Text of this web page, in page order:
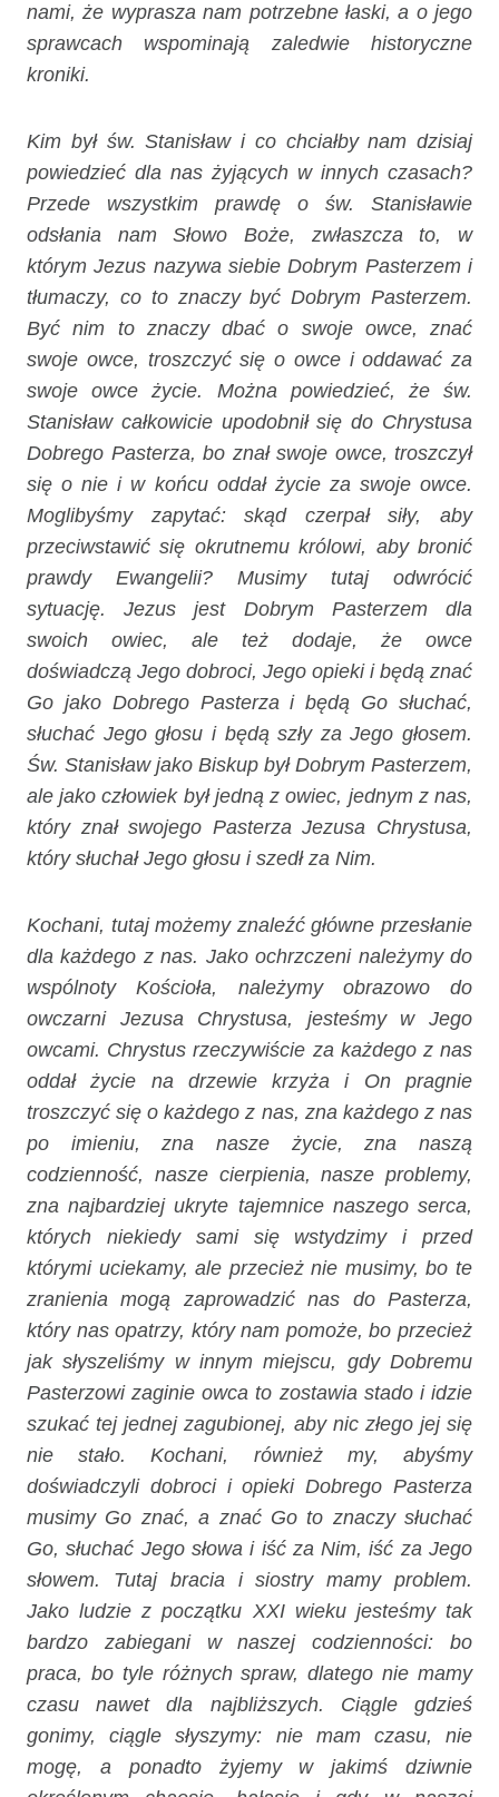
nami, że wyprasza nam potrzebne łaski, a o jego
sprawcach wspominają zaledwie historyczne
kroniki.
Kim był św. Stanisław i co chciałby nam dzisiaj
powiedzieć dla nas żyjących w innych czasach?
Przede wszystkim prawdę o św. Stanisławie
odsłania nam Słowo Boże, zwłaszcza to, w
którym Jezus nazywa siebie Dobrym Pasterzem i
tłumaczy, co to znaczy być Dobrym Pasterzem.
Być nim to znaczy dbać o swoje owce, znać
swoje owce, troszczyć się o owce i oddawać za
swoje owce życie. Można powiedzieć, że św.
Stanisław całkowicie upodobnił się do Chrystusa
Dobrego Pasterza, bo znał swoje owce, troszczył
się o nie i w końcu oddał życie za swoje owce.
Moglibyśmy zapytać: skąd czerpał siły, aby
przeciwstawić się okrutnemu królowi, aby bronić
prawdy Ewangelii? Musimy tutaj odwrócić
sytuację. Jezus jest Dobrym Pasterzem dla
swoich owiec, ale też dodaje, że owce
doświadczą Jego dobroci, Jego opieki i będą znać
Go jako Dobrego Pasterza i będą Go słuchać,
słuchać Jego głosu i będą szły za Jego głosem.
Św. Stanisław jako Biskup był Dobrym Pasterzem,
ale jako człowiek był jedną z owiec, jednym z nas,
który znał swojego Pasterza Jezusa Chrystusa,
który słuchał Jego głosu i szedł za Nim.
Kochani, tutaj możemy znaleźć główne przesłanie
dla każdego z nas. Jako ochrzczeni należymy do
wspólnoty Kościoła, należymy obrazowo do
owczarni Jezusa Chrystusa, jesteśmy w Jego
owcami. Chrystus rzeczywiście za każdego z nas
oddał życie na drzewie krzyża i On pragnie
troszczyć się o każdego z nas, zna każdego z nas
po imieniu, zna nasze życie, zna naszą
codzienność, nasze cierpienia, nasze problemy,
zna najbardziej ukryte tajemnice naszego serca,
których niekiedy sami się wstydzimy i przed
którymi uciekamy, ale przecież nie musimy, bo te
zranienia mogą zaprowadzić nas do Pasterza,
który nas opatrzy, który nam pomoże, bo przecież
jak słyszeliśmy w innym miejscu, gdy Dobremu
Pasterzowi zaginie owca to zostawia stado i idzie
szukać tej jednej zagubionej, aby nic złego jej się
nie stało. Kochani, również my, abyśmy
doświadczyli dobroci i opieki Dobrego Pasterza
musimy Go znać, a znać Go to znaczy słuchać
Go, słuchać Jego słowa i iść za Nim, iść za Jego
słowem. Tutaj bracia i siostry mamy problem.
Jako ludzie z początku XXI wieku jesteśmy tak
bardzo zabiegani w naszej codzienności: bo
praca, bo tyle różnych spraw, dlatego nie mamy
czasu nawet dla najbliższych. Ciągle gdzieś
gonimy, ciągle słyszymy: nie mam czasu, nie
mogę, a ponadto żyjemy w jakimś dziwnie